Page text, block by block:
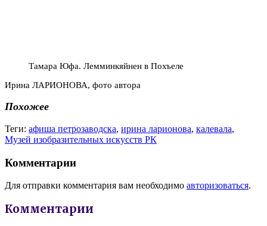
Тамара Юфа. Лемминкяйнен в Похъеле
Ирина ЛАРИОНОВА, фото автора
Похожее
Теги: афиша петрозаводска, ирина ларионова, калевала,
Музей изобразительных искусств РК
Комментарии
Для отправки комментария вам необходимо авторизоваться.
Комментарии